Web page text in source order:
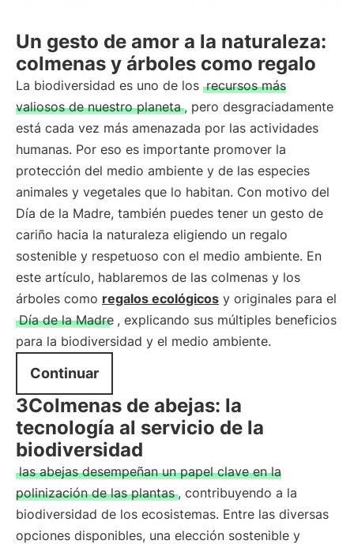
Un gesto de amor a la naturaleza:
colmenas y árboles como regalo
La biodiversidad es uno de los recursos más
valiosos de nuestro planeta , pero desgraciadamente
está cada vez más amenazada por las actividades
humanas. Por eso es importante promover la
protección del medio ambiente y de las especies
animales y vegetales que lo habitan. Con motivo del
Día de la Madre, también puedes tener un gesto de
cariño hacia la naturaleza eligiendo un regalo
sostenible y respetuoso con el medio ambiente. En
este artículo, hablaremos de las colmenas y los
árboles como regalos ecológicos y originales para el
Día de la Madre , explicando sus múltiples beneficios
para la biodiversidad y el medio ambiente.
Continuar
3Colmenas de abejas: la
tecnología al servicio de la
biodiversidad
las abejas desempeñan un papel clave en la
polinización de las plantas , contribuyendo a la
biodiversidad de los ecosistemas. Entre las diversas
opciones disponibles, una elección sostenible y